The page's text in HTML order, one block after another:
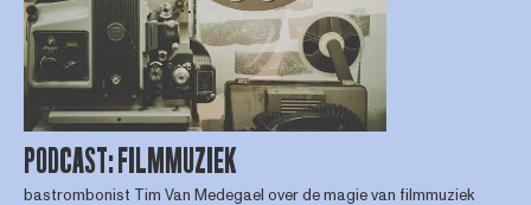
PODCAST: FILMMUZIEK
bastrombonist Tim Van Medegael over de magie van filmmuziek